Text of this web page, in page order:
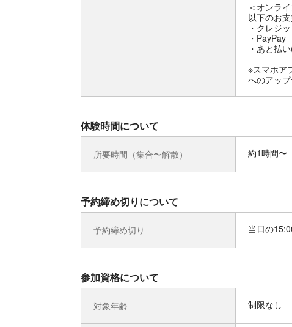
＜オンラ
以下のお
・クレジ
・PayPay
・あと払
※スマホア
へのアッ
体験時間について
所要時間（集合〜解散） 約1時間〜
予約締め切りについて
予約締め切り 当日の
参加資格について
対象年齢 制限なし